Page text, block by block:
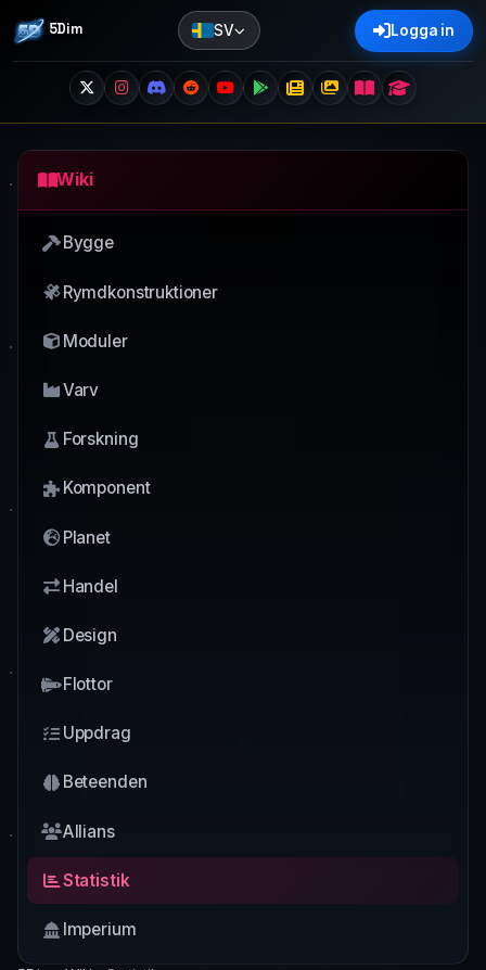
5Dim SV Logga in
Wiki
Bygge
Rymdkonstruktioner
Moduler
Varv
Forskning
Komponent
Planet
Handel
Design
Flottor
Uppdrag
Beteenden
Allians
Statistik
Imperium